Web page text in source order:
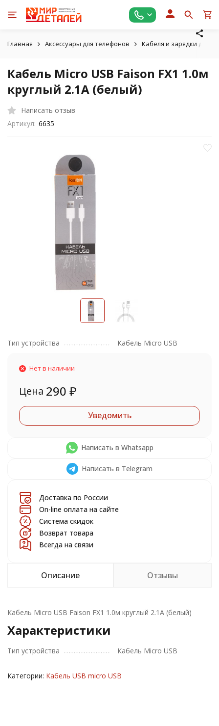
Главная Аксессуары для телефонов Кабеля и зарядки для
Кабель Micro USB Faison FX1 1.0м
круглый 2.1A (белый)
Написать отзыв
Артикул: 6635
Тип устройства Кабель Micro USB
Нет в наличии
Цена 290 ₽
Уведомить
Написать в Whatsapp
Написать в Telegram
Доставка по России
On-line оплата на сайте
Система скидок
Возврат товара
Всегда на связи
Описание Отзывы
Кабель Micro USB Faison FX1 1.0м круглый 2.1A (белый)
Характеристики
Тип устройства Кабель Micro USB
Категории: Кабель USB micro USB